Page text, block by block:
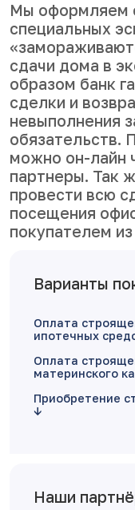
Мы оформляем
специальных
сдачи дома в
образом банк
сделки и
невыполнения
обязательств.
можно он-лайн
партнеры. Так
провести всю
посещения
покупателем
Варианты
Оплата
ипотечных
Оплата
материнского
Приобретение
Наши